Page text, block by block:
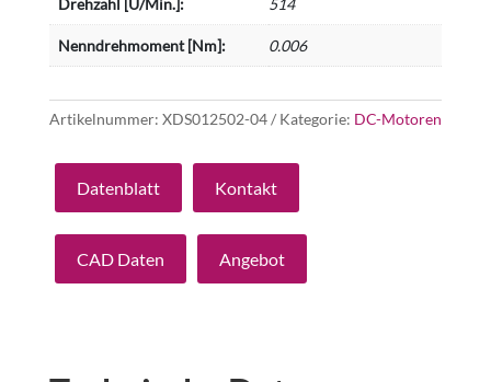
Drehzahl [U/Min.]: 514
Nenndrehmoment [Nm]: 0.006
Artikelnummer: XDS012502-04 Kategorie: DC-Motoren
Datenblatt Kontakt
CAD Daten Angebot